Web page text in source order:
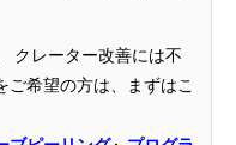
クレーター改善には不
ご希望の方は、まずはこ